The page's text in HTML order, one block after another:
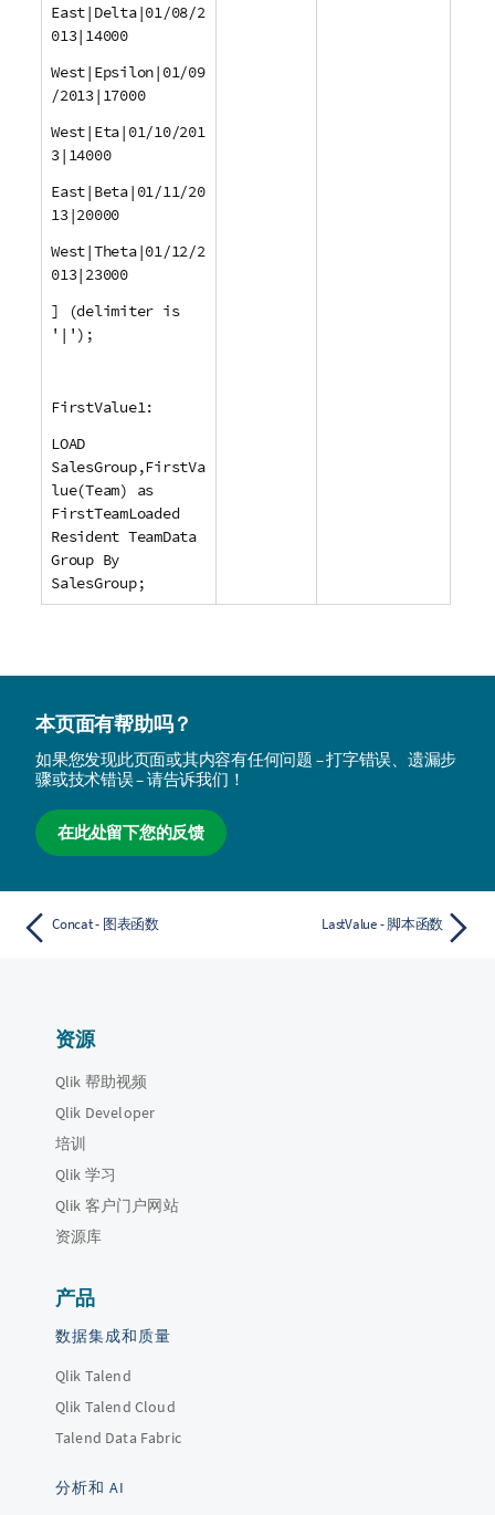
East|Delta|01/08/2
013|14000
West|Epsilon|01/09
/2013|17000
West|Eta|01/10/201
3|14000
East|Beta|01/11/20
13|20000
West|Theta|01/12/2
013|23000
] (delimiter is
'|');
FirstValue1:
LOAD
SalesGroup,FirstVa
lue(Team) as
FirstTeamLoaded
Resident TeamData
Group By
SalesGroup;
本页面有帮助吗？
如果您发现此页面或其内容有任何问题 – 打字错误、遗漏步
骤或技术错误 – 请告诉我们！
在此处留下您的反馈
Concat - 图表函数 LastValue - 脚本函数
资源
Qlik 帮助视频
Qlik Developer
培训
Qlik 学习
Qlik 客户门户网站
资源库
产品
数据集成和质量
Qlik Talend
Qlik Talend Cloud
Talend Data Fabric
分析和 AI